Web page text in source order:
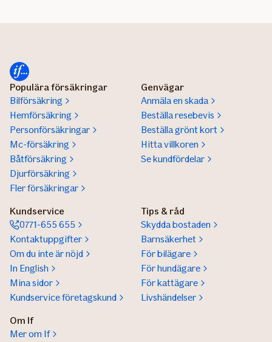
Populära försäkringar
Bilförsäkring
Hemförsäkring
Personförsäkringar
Mc-försäkring
Båtförsäkring
Djurförsäkring
Fler försäkringar
Genvägar
Anmäla en skada
Beställa resebevis
Beställa grönt kort
Hitta villkoren
Se kundfördelar
Kundservice
0771-655 655
Kontaktuppgifter
Om du inte är nöjd
In English
Mina sidor
Kundservice företagskund
Tips & råd
Skydda bostaden
Barnsäkerhet
För bilägare
För hundägare
För kattägare
Livshändelser
Om If
Mer om If